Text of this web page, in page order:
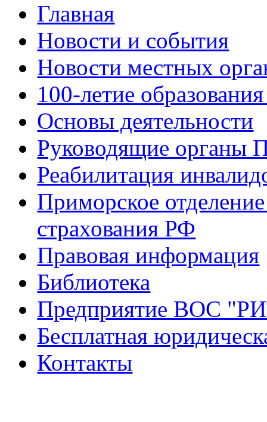
Главная
Новости и события
Новости местных
100-летие
Основы деятельности
Руководящие органы
Реабилитация
Приморское
страхования РФ
Правовая информация
Библиотека
Предприятие ВОС
Бесплатная
Контакты